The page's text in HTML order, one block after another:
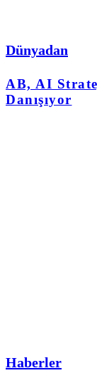
Dünyadan
AB, AI
Danışıyor
Haberler